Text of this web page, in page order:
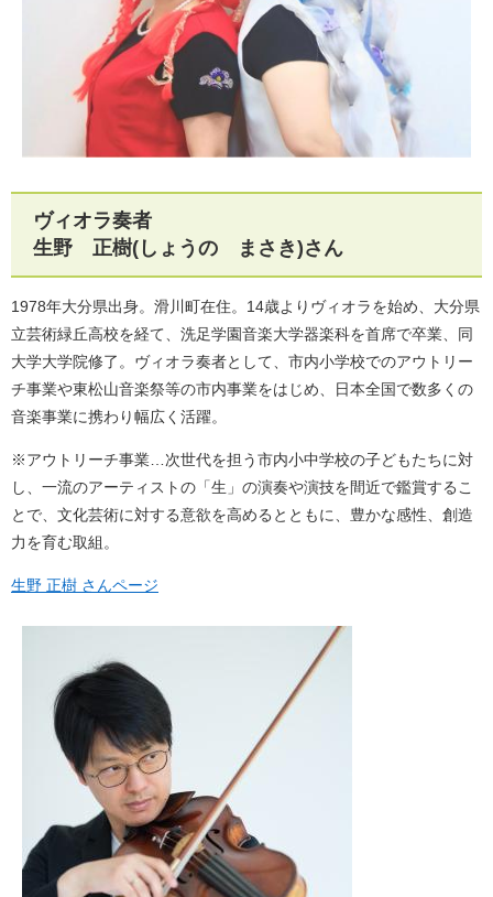
ヴィオラ奏者
生野 正樹(しょうの まさき)さん
1978年大分県出身。滑川町在住。14歳よりヴィオラを始め、大分県
立芸術緑丘高校を経て、洗足学園音楽大学器楽科を首席で卒業、同
大学大学院修了。ヴィオラ奏者として、市内小学校でのアウトリー
チ事業や東松山音楽祭等の市内事業をはじめ、日本全国で数多くの
音楽事業に携わり幅広く活躍。
※アウトリーチ事業…次世代を担う市内小中学校の子どもたちに対
し、一流のアーティストの「生」の演奏や演技を間近で鑑賞するこ
とで、文化芸術に対する意欲を高めるとともに、豊かな感性、創造
力を育む取組。
生野 正樹 さんページ